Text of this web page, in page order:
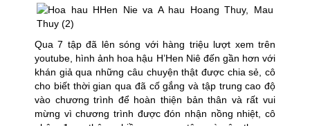
Qua 7 tập đã lên sóng với hàng triệu lượt xem trên
youtube, hình ảnh hoa hậu H’Hen Niê đến gần hơn với
khán giả qua những câu chuyện thật được chia sẻ, cô
cho biết thời gian qua đã cố gắng và tập trung cao độ
vào chương trình để hoàn thiện bản thân và rất vui
mừng vì chương trình được đón nhận nồng nhiệt, cô